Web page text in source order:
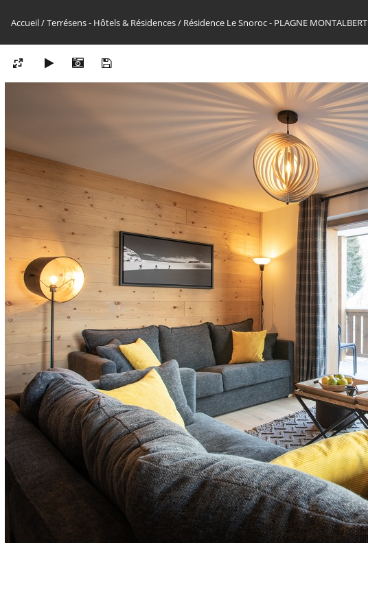
Accueil/Terrésens - Hôtels & Résidences/ Résidence Le Snoroc - PLAGNE MONTALBERT